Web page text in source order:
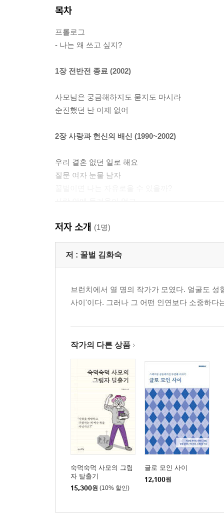
목차
프롤로그
- 나는 왜 쓰고 싶지?
1장 전반전 종료 (2002)
사모님은 궁금해하지도 묻지도 마시라
순진했던 난 이제 없어
2장 사랑과 헌신의 배신 (1990~2002)
우리 결혼 없던 일로 해요
질문 여자 눈물 남자
사랑 안에 두려움이 없고
빈이 어쩌고 베를린이 저쩌고
그때는 맞고 지금은 틀린
두 번은 없다, 자유와 연대의 나라 폴란드
주의 종에게 아기띠를 하게 하냐고?
나를 뭐로 보고 감히 이딴 편지를!
엄마야 나는 왜 갑자기 울고 싶지
사마리아 왕언니
여우가 범의 허리를 끊었다
부끄러움의 예감, 1987년 봄
보도지침 또는 소감지침
너희가 아골 골짜기를 알아?
영적 훈련을 빙자한 가스라이팅
그때 그 원피스
저자 소개 (1명)
저 : 꿀벌 김화숙
브런치에서 열 명의 작가가 모였다. 얼굴도
사이'이다. 그러나 그 어떤 인연보다 소중하다
작가의 다른 상품
숙덕숙덕 사모의 그림
자 탈출기
15,300원 (10% 할인)
글로 모인 사이
12,100원